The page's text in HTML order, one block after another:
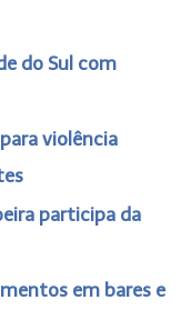
do Sul com
violência
participa da
em bares e